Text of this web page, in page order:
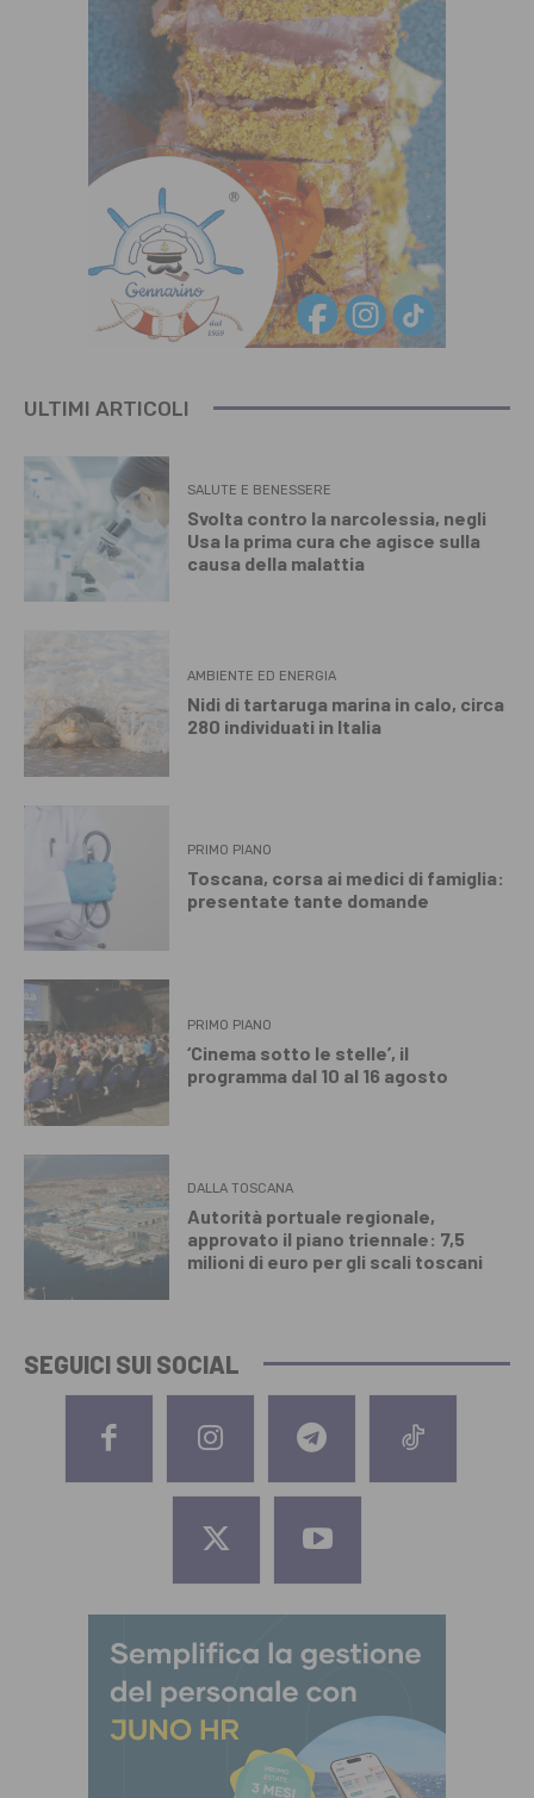
ULTIMI ARTICOLI
SALUTE E BENESSERE
Svolta contro la narcolessia, negli
Usa la prima cura che agisce sulla
causa della malattia
AMBIENTE ED ENERGIA
Nidi di tartaruga marina in calo, circa
280 individuati in Italia
PRIMO PIANO
Toscana, corsa ai medici di famiglia:
presentate tante domande
PRIMO PIANO
‘Cinema sotto le stelle’, il
programma dal 10 al 16 agosto
DALLA TOSCANA
Autorità portuale regionale,
approvato il piano triennale: 7,5
milioni di euro per gli scali toscani
SEGUICI SUI SOCIAL